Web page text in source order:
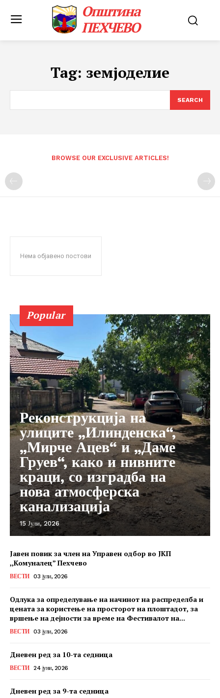
Општина
ПЕХЧЕВО
Tag: земјоделие
SEARCH
BROWSE OUR EXCLUSIVE ARTICLES!
Нема објавено постови
Popular
Реконструкција на
улиците „Илинденска“,
„Мирче Ацев“ и „Даме
Груев“, како и нивните
краци, со изградба на
нова атмосферска
канализација
15 Јули, 2026
Јавен повик за член на Управен одбор во ЈКП
,,Комуналец” Пехчево
ВЕСТИ 03 јули, 2026
Одлука за определување на начинот на распределба и
цената за користење на просторот на плоштадот, за
вршење на дејности за време на Фестивалот на...
ВЕСТИ 03 јули, 2026
Дневен ред за 10-та седница
ВЕСТИ 24 јуни, 2026
Дневен ред за 9-та седница